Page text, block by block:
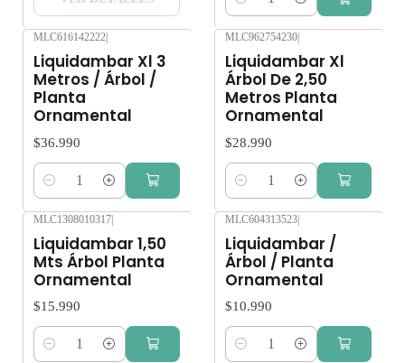
Cantidad
MLC616142222
Liquidambar Xl 3
Metros / Árbol /
Planta
Ornamental
$36.990
Cantidad
MLC962754230
Liquidambar Xl
Árbol De 2,50
Metros Planta
Ornamental
$28.990
Cantidad
MLC1308010317|
Liquidambar 1,50
Mts Árbol Planta
Ornamental
$15.990
Cantidad
MLC604313523|
Liquidambar /
Árbol / Planta
Ornamental
$10.990
Cantidad